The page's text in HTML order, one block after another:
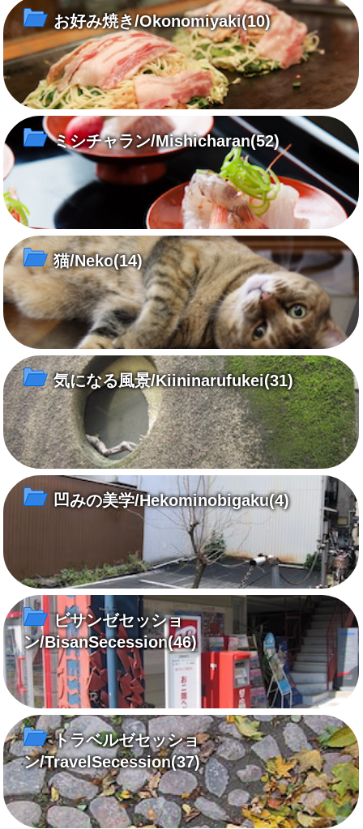
お好み焼き/Okonomiyaki(10)
ミシチャラン/Mishicharan(52)
猫/Neko(14)
気になる風景/Kiininarufukei(31)
凹みの美学/Hekominobigaku(4)
ビサンゼセッショ
ン/BisanSecession(46)
トラベルゼセッショ
ン/TravelSecession(37)